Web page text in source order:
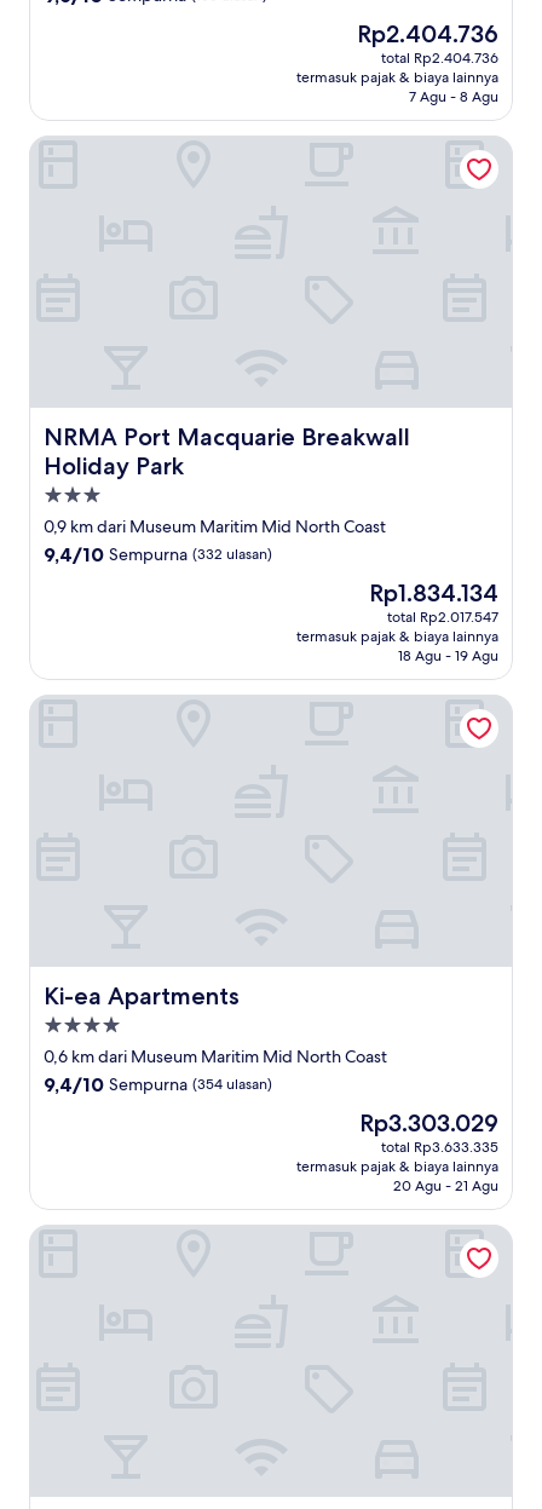
Harga
sekarang
Rp2.404.736
Rp2.404.736
total Rp2.404.736
termasuk pajak & biaya lainnya
7 Agu - 8 Agu
NRMA Port Macquarie Breakwall
Holiday Park
NRMA Port Macquarie Breakwall Holiday Park
Properti
bintang
3.0
0,9 km dari Museum Maritim Mid North Coast
9.4
9,4/10 Sempurna (332 ulasan)
Harga
sekarang
Rp1.834.134
Rp1.834.134
total Rp2.017.547
termasuk pajak & biaya lainnya
18 Agu - 19 Agu
NRMA Port Macquarie Breakwall Holiday Park
Ki-ea Apartments
Ki-ea Apartments
Properti
bintang
4.0
0,6 km dari Museum Maritim Mid North Coast
9.4
9,4/10 Sempurna (354 ulasan)
Harga
sekarang
Rp3.303.029
Rp3.303.029
total Rp3.633.335
termasuk pajak & biaya lainnya
20 Agu - 21 Agu
Ki-ea Apartments
Le George Motel